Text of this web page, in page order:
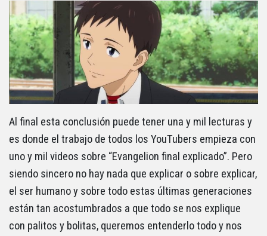
Al final esta conclusión puede tener una y mil lecturas y
es donde el trabajo de todos los YouTubers empieza con
uno y mil videos sobre “Evangelion final explicado”. Pero
siendo sincero no hay nada que explicar o sobre explicar,
el ser humano y sobre todo estas últimas generaciones
están tan acostumbrados a que todo se nos explique
con palitos y bolitas, queremos entenderlo todo y nos